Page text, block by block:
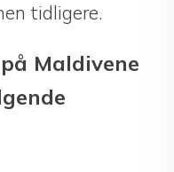
tidligere.
Maldivene